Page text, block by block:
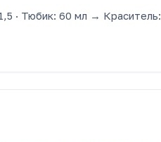
· Тюбик: 60 мл → Краситель: